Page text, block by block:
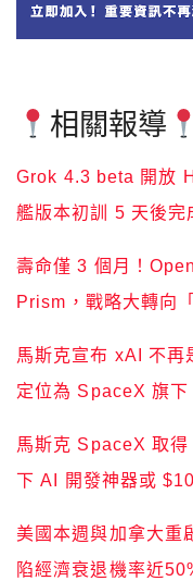
相關報導
Grok 4.3 beta 開放
艦版本初訓 5 天後完
壽命僅 3 個月！
Prism，戰略大轉向
馬斯克宣布 xAI 不再
定位為 SpaceX 旗下
馬斯克 SpaceX 取
下 AI 開發神器或
美國本週與加拿大重
陷經濟衰退機率近